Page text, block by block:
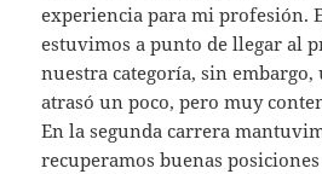
experiencia para mi profesión.
estuvimos a punto de llegar al
nuestra categoría, sin embargo,
atrasó un poco, pero muy
En la segunda carrera
recuperamos buenas